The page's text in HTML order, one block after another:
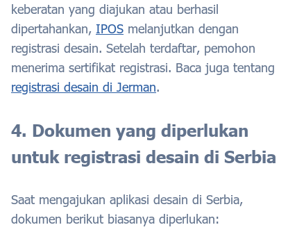
keberatan yang diajukan atau berhasil
dipertahankan, IPOS melanjutkan dengan
registrasi desain. Setelah terdaftar, pemohon
menerima sertifikat registrasi. Baca juga tentang
registrasi desain di Jerman.
4. Dokumen yang diperlukan
untuk registrasi desain di Serbia
Saat mengajukan aplikasi desain di Serbia,
dokumen berikut biasanya diperlukan: